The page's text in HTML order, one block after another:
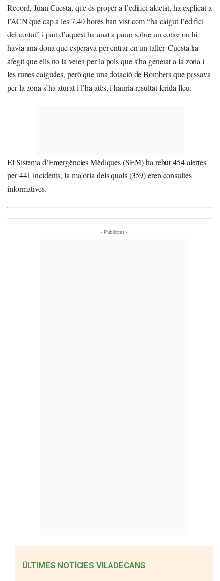
Record, Juan Cuesta, que és proper a l’edifici afectat, ha explicat a
l’ACN que cap a les 7.40 hores han vist com “ha caigut l’edifici
del costat” i part d’aquest ha anat a parar sobre un cotxe on hi
havia una dona que esperava per entrar en un taller. Cuesta ha
afegit que ells no la veien per la pols que s’ha generat a la zona i
les runes caigudes, però que una dotació de Bombers que passava
per la zona s’ha aturat i l’ha atès, i hauria resultat ferida lleu.
El Sistema d’Emergències Mèdiques (SEM) ha rebut 454 alertes
per 441 incidents, la majoria dels quals (359) eren consultes
informatives.
- Publicitat -
ÚLTIMES NOTÍCIES VILADECANS